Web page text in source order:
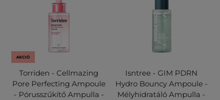
AKCIÓ
Torriden - Cellmazing
Pore Perfecting Ampoule
- Pórusszűkítő Ampulla -
Isntree - GIM PDRN
Hydro Bouncy Ampoule -
Mélyhidratáló Ampulla -